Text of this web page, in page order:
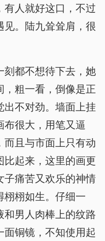
有人就好这口，不过
见。陆九耸耸肩，很
刻都不想待下去，她
，粗一看，倒像是正
出不对劲。墙面上挂
布很大，用笔又逼
而且与市面上只有动
比起来，这里的画更
子痛苦又欢乐的神情
栩栩如生。仔细一
和男人肉棒上的纹路
铜镜，不知使用起